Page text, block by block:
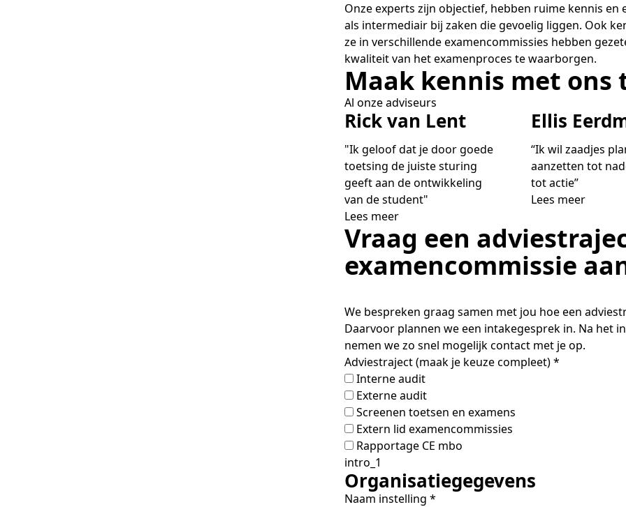
Onze experts zijn objectief, hebben ruime kennis
als intermediair bij zaken die gevoelig liggen. Ook
ze in verschillende examencommissies hebben
kwaliteit van het examenproces te waarborgen.
Maak kennis met ons
Al onze adviseurs
Rick van Lent
"Ik geloof dat je door goede
toetsing de juiste sturing
geeft aan de ontwikkeling
van de student"
Lees meer
Ellis
“Ik wil zaadjes
aanzetten tot
tot actie”
Lees meer
Vraag een
examencommissie
We bespreken graag samen met jou hoe een
Daarvoor plannen we een intakegesprek in. Na het
nemen we zo snel mogelijk contact met je op.
Adviestraject (maak je keuze compleet)*
Interne audit
Externe audit
Screenen toetsen en examens
Extern lid examencommissies
Rapportage CE mbo
intro_1
Organisatiegegevens
Naam instelling *